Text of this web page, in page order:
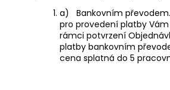
a)
Bankovním
pro provedení platby
rámci potvrzení
platby bankovním
cena splatná do 5